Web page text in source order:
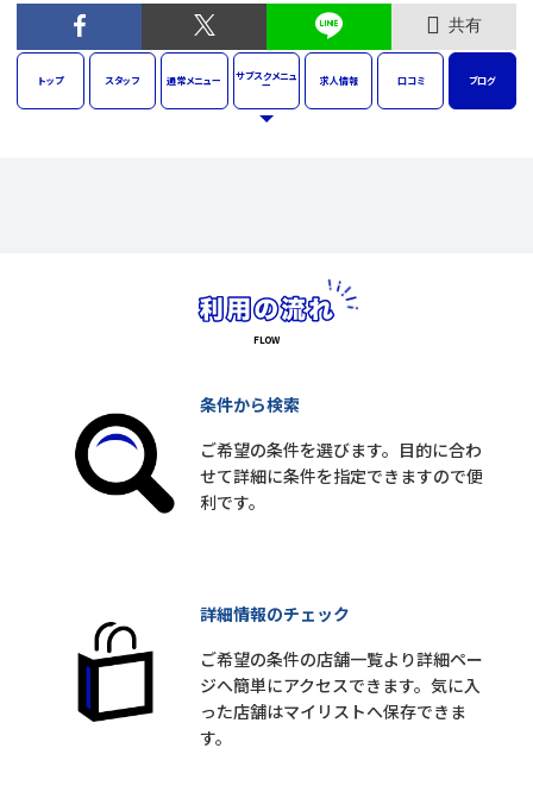
共有
トップ スタッフ 通常メニュー サブスクメニュ
ー 求人情報 口コミ ブログ
条件から検索
ご希望の条件を選びます。目的に合わ
せて詳細に条件を指定できますので便
利です。
詳細情報のチェック
ご希望の条件の店舗一覧より詳細ペー
ジへ簡単にアクセスできます。気に入
った店舗はマイリストへ保存できま
す。